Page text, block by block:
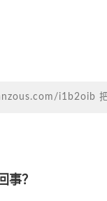
i1b2oib 把
事？